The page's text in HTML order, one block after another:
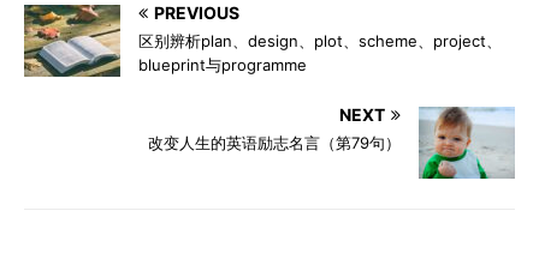
PREVIOUS
区别辨析plan、design、plot、scheme、project、
blueprint与programme
NEXT
改变人生的英语励志名言（第79句）